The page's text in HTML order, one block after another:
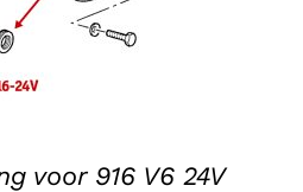
voor 916 V6 24V